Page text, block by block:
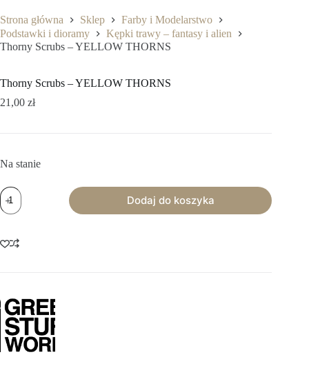
Strona główna Sklep
Farby i Modelarstwo
Podstawki i dioramy
Kępki trawy – fantasy i alien
Thorny Scrubs – YELLOW THORNS
Thorny Scrubs – YELLOW THORNS
21,00 zł
Na stanie
ilość
Thorny
Scrubs
YELLOW
THORNS
Dodaj do koszyka